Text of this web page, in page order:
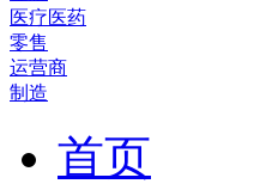
医疗医药
零售
运营商
制造
首页